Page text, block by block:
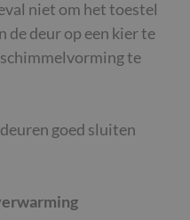
niet om het toestel
de deur op een kier te
te
goed sluiten